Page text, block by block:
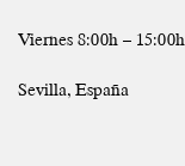
Viernes 8:00h – 15:00h
Sevilla, España